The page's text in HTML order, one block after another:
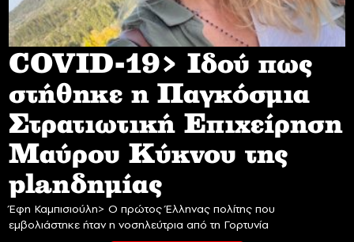
COVID-19> Iδού πως
στήθηκε η Παγκόσμια
Στρατιωτική Επιχείρηση
Mαύρου Κύκνου της
planδημίας
Έφη Καμπισιούλη> Ο πρώτος Έλληνας πολίτης που
εμβολιάστηκε ήταν η νοσηλεύτρια από τη Γορτυνία